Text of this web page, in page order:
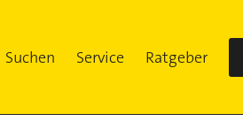
Suchen Service Ratgeber